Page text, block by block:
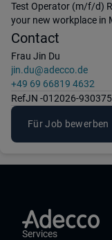
Test Operator (m/f/d)
your new workplace in
Contact
Frau Jin Du
jin.du@adecco.de
+49 69 66819 4632
RefJN -012026-930375
Für Job bewerben
Services